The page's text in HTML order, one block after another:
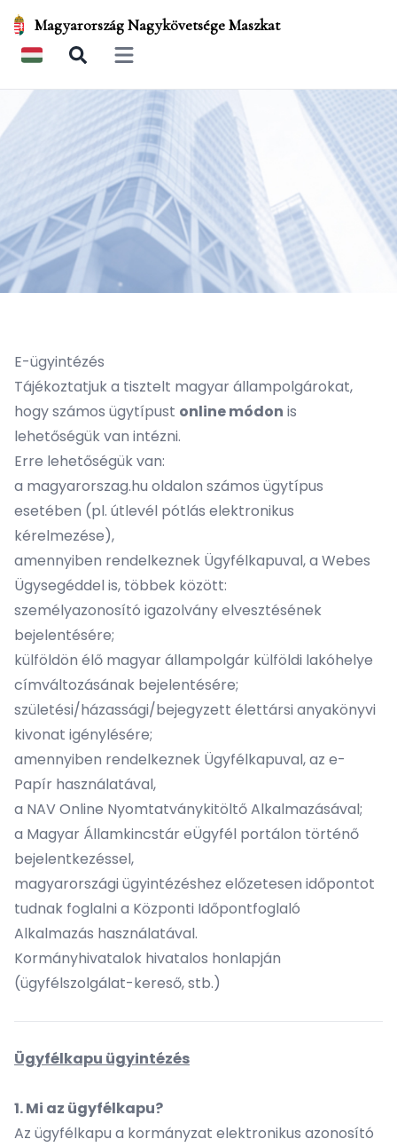
Magyarország Nagykövetsége Maszkat
Open main menu
E-ügyintézés
Tájékoztatjuk a tisztelt magyar állampolgárokat,
hogy számos ügytípust online módon is
lehetőségük van intézni.
Erre lehetőségük van:
a magyarorszag.hu oldalon számos ügytípus
esetében (pl. útlevél pótlás elektronikus
kérelmezése),
amennyiben rendelkeznek Ügyfélkapuval, a Webes
Ügysegéddel is, többek között:
személyazonosító igazolvány elvesztésének
bejelentésére;
külföldön élő magyar állampolgár külföldi lakóhelye
címváltozásának bejelentésére;
születési/házassági/bejegyzett élettársi anyakönyvi
kivonat igénylésére;
amennyiben rendelkeznek Ügyfélkapuval, az e-
Papír használatával,
a NAV Online Nyomtatványkitöltő Alkalmazásával;
a Magyar Államkincstár eÜgyfél portálon történő
bejelentkezéssel,
magyarországi ügyintézéshez előzetesen időpontot
tudnak foglalni a Központi Időpontfoglaló
Alkalmazás használatával.
Kormányhivatalok hivatalos honlapján
(ügyfélszolgálat-kereső, stb.)
Ügyfélkapu ügyintézés
1. Mi az ügyfélkapu?
Az ügyfélkapu a kormányzat elektronikus azonosító